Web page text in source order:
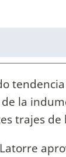
la
trajes de